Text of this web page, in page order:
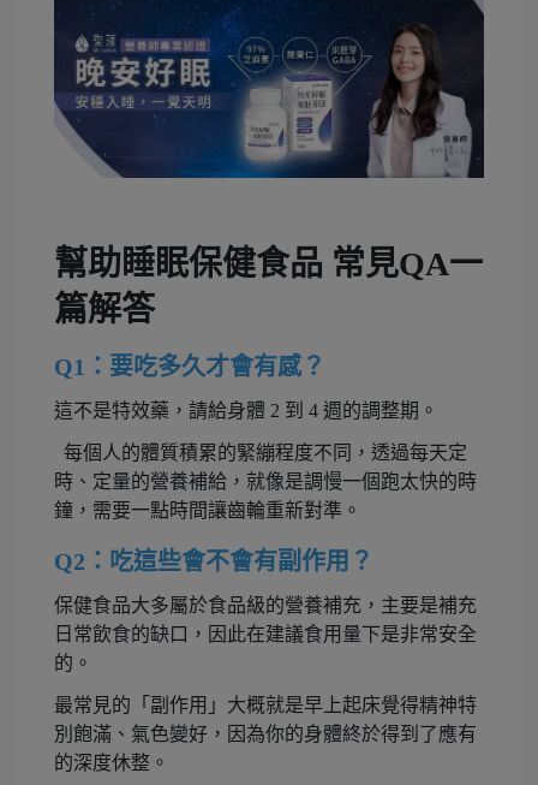
幫助睡眠保健食品 常見QA一
篇解答
Q1：要吃多久才會有感？
這不是特效藥，請給身體 2 到 4 週的調整期。
每個人的體質積累的緊繃程度不同，透過每天定
時、定量的營養補給，就像是調慢一個跑太快的時
鐘，需要一點時間讓齒輪重新對準。
Q2：吃這些會不會有副作用？
保健食品大多屬於食品級的營養補充，主要是補充
日常飲食的缺口，因此在建議食用量下是非常安全
的。
最常見的「副作用」大概就是早上起床覺得精神特
別飽滿、氣色變好，因為你的身體終於得到了應有
的深度休整。